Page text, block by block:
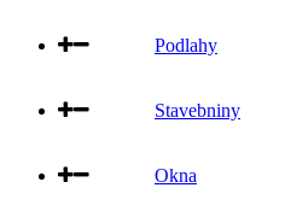
Podlahy
Stavebniny
Okna